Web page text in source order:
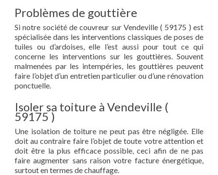
Problèmes de gouttière
Si notre société de couvreur sur Vendeville ( 59175 ) est
spécialisée dans les interventions classiques de poses de
tuiles ou d’ardoises, elle l’est aussi pour tout ce qui
concerne les interventions sur les gouttières. Souvent
malmenées par les intempéries, les gouttières peuvent
faire l’objet d’un entretien particulier ou d’une rénovation
ponctuelle.
Isoler sa toiture à Vendeville (
59175 )
Une isolation de toiture ne peut pas être négligée. Elle
doit au contraire faire l’objet de toute votre attention et
doit être la plus efficace possible, ceci afin de ne pas
faire augmenter sans raison votre facture énergétique,
surtout en termes de chauffage.